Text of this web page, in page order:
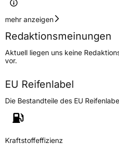
Geschwindigkeitsindex
Höchstgeschwindigkeit
240 km/h
Lastindex98
Höchstlast750 kg
Generelle Merkmale
Fahrzeugtyp
VerwendungSommerreifen
mehr anzeigen
Redaktionsmeinungen
Aktuell liegen uns keine
vor.
EU Reifenlabel
Die Bestandteile des EU
Kraftstoffeffizienz